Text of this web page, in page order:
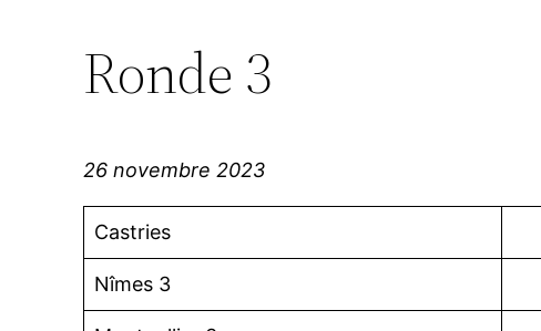
Ronde 3
26 novembre 2023
Castries
Nîmes 3